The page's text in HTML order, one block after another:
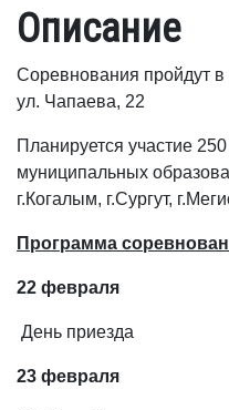
Описание
Соревнования пройдут
ул. Чапаева, 22
Планируется участие
муниципальных
г.Когалым, г.Сургут,
Программа
22 февраля
День приезда
23 февраля